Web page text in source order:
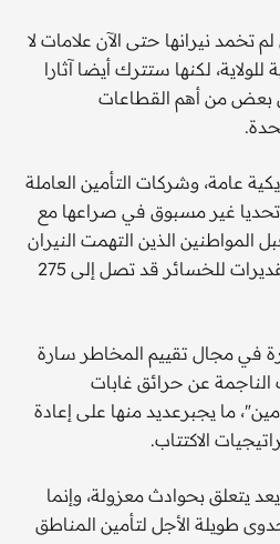
تخمد نيرانها حتى الآن علامات لا
لكنها ستترك أيضا آثارا
بعض من أهم القطاعات
عامة، وشركات التأمين العاملة
تحديا غير مسبوق في صراعها مع
المواطنين الذين التهمت النيران
ممتلكاتهم، وذلك في ظل تقديرات للخسائر قد تصل إلى 275
في مجال تقييم المخاطر سارة
عن حرائق غابات
ما يجبرعديد منها على إعادة
الاكتتاب.
يتعلق بحوادث معزولة، وإنما
طويلة الأجل لتأمين المناطق